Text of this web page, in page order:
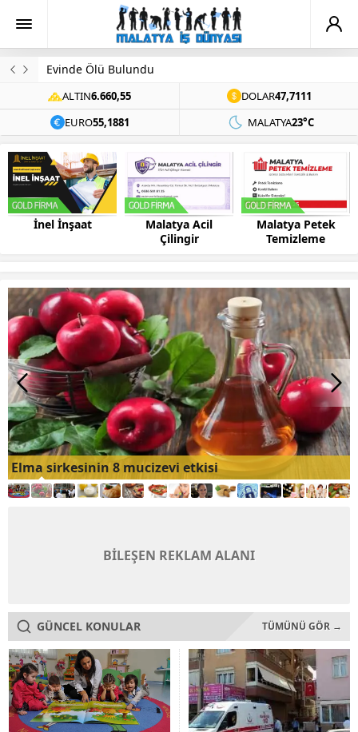
Evinde Ölü Bulundu
ALTIN6.660,55 DOLAR47,7111
EURO55,1881 MALATYA23°C
Malatya Acil
Malatya Petek
Temizleme
Bilsis Bilgisayar
Elma sirkesinin 8 mucizevi etkisi
BİLEŞEN REKLAM ALANI
GÜNCEL KONULAR TÜMÜNÜ GÖR →